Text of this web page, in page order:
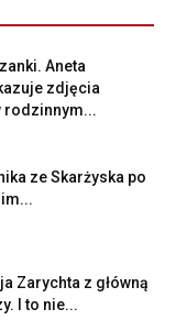
Aneta
zdjęcia
rodzinnym...
ze Skarżyska po
Zarychta z główną
I to nie...